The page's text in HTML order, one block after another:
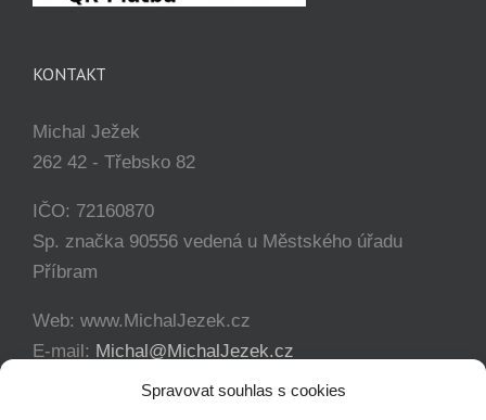
Spravovat souhlas s cookies
KONTAKT
Michal Ježek
262 42 - Třebsko 82
IČO: 72160870
Sp. značka 90556 vedená u Městského úřadu
Příbram
Web: www.MichalJezek.cz
E-mail: Michal@MichalJezek.cz
+420 777 346 649